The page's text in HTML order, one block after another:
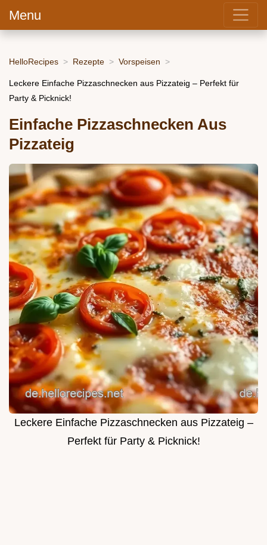
Menu
HelloRecipes Rezepte Vorspeisen
Leckere Einfache Pizzaschnecken aus Pizzateig – Perfekt für
Party & Picknick!
Einfache Pizzaschnecken Aus
Pizzateig
Leckere Einfache Pizzaschnecken aus Pizzateig –
Perfekt für Party & Picknick!